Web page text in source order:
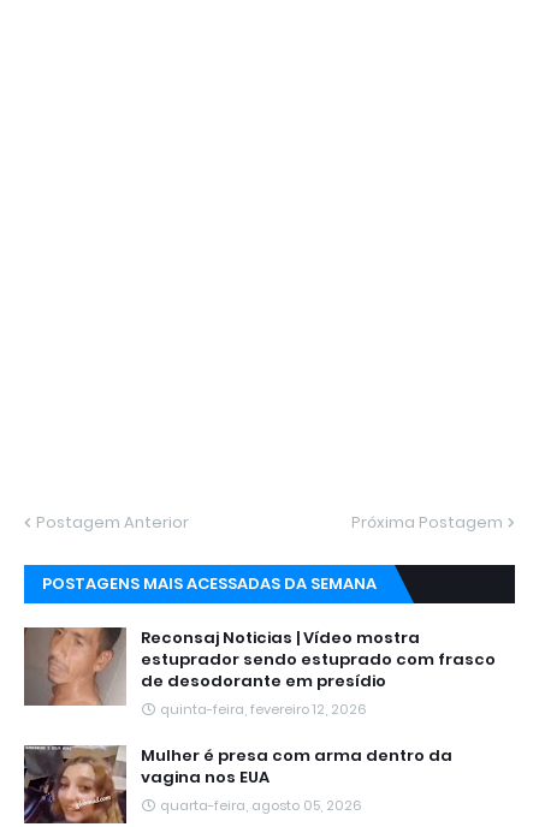
Postagem Anterior Próxima Postagem
POSTAGENS MAIS ACESSADAS DA SEMANA
Reconsaj Noticias | Vídeo mostra
estuprador sendo estuprado com frasco
de desodorante em presídio
quinta-feira, fevereiro 12, 2026
Mulher é presa com arma dentro da
vagina nos EUA
quarta-feira, agosto 05, 2026